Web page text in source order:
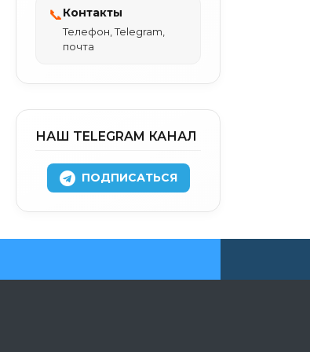
📞Контакты
Телефон, Telegram,
почта
НАШ TELEGRAM КАНАЛ
ПОДПИСАТЬСЯ